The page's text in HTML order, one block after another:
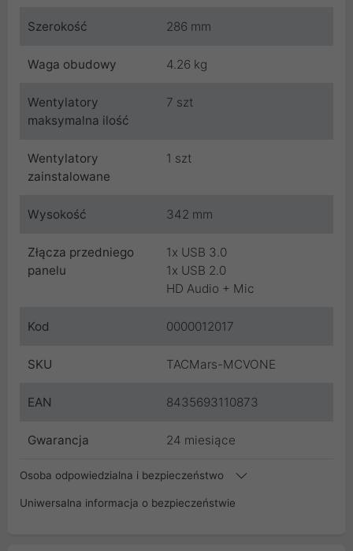
Szerokość 286 mm
Waga obudowy 4.26 kg
Wentylatory
maksymalna ilość
7 szt
Wentylatory
zainstalowane
1 szt
Wysokość 342 mm
Złącza przedniego
panelu
1x USB 3.0
1x USB 2.0
HD Audio + Mic
Kod 0000012017
SKU TACMars-MCVONE
EAN 8435693110873
Gwarancja 24 miesiące
Osoba odpowiedzialna i bezpieczeństwo
Uniwersalna informacja o bezpieczeństwie